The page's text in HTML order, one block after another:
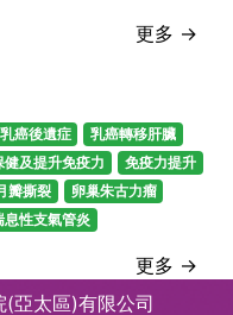
更多 →
乳癌後遺症
乳癌轉移肝臟
健及提升免疫力
免疫力提升
瓣撕裂
卵巢朱古力瘤
息性支氣管炎
更多 →
亞太區)有限公司